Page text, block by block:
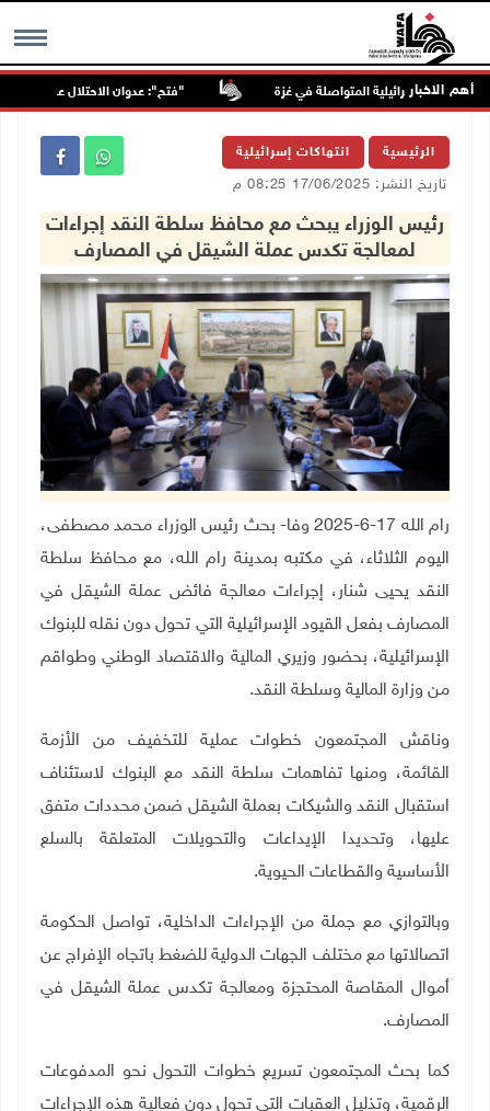
MENU أهم الاخبار "فتح": عدوان الاحتلال على مخيّم
الرئيسية انتهاكات إسرائيلية
تاريخ النشر: 17/06/2025 08:25 م
رئيس الوزراء يبحث مع محافظ سلطة النقد إجراءات
لمعالجة تكدس عملة الشيقل في المصارف
رام الله 17-6-2025 وفا- بحث رئيس الوزراء محمد مصطفى،
اليوم الثلاثاء، في مكتبه بمدينة رام الله، مع محافظ سلطة
النقد يحيى شنار، إجراءات معالجة فائض عملة الشيقل في
المصارف بفعل القيود الإسرائيلية التي تحول دون نقله للبنوك
الإسرائيلية، بحضور وزيري المالية والاقتصاد الوطني وطواقم
من وزارة المالية وسلطة النقد.
وناقش المجتمعون خطوات عملية للتخفيف من الأزمة
القائمة، ومنها تفاهمات سلطة النقد مع البنوك لاستئناف
استقبال النقد والشيكات بعملة الشيقل ضمن محددات متفق
عليها، وتحديدا الإيداعات والتحويلات المتعلقة بالسلع
الأساسية والقطاعات الحيوية.
وبالتوازي مع جملة من الإجراءات الداخلية، تواصل الحكومة
اتصالاتها مع مختلف الجهات الدولية للضغط باتجاه الإفراج عن
أموال المقاصة المحتجزة ومعالجة تكدس عملة الشيقل في
المصارف.
كما بحث المجتمعون تسريع خطوات التحول نحو المدفوعات
الرقمية، وتذليل العقبات التي تحول دون فعالية هذه الإجراءات